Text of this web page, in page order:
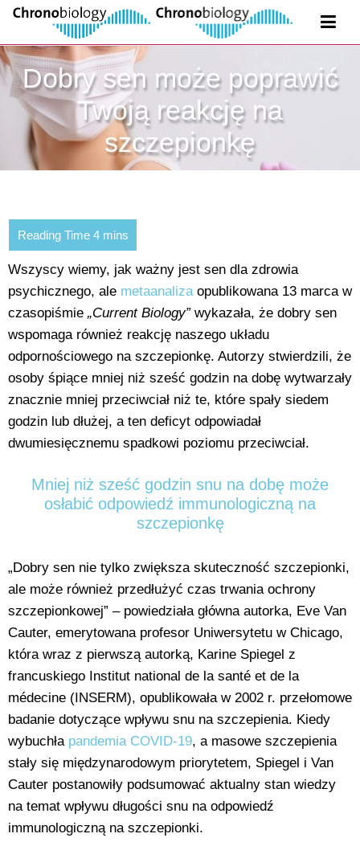
Dobry sen może poprawić
Twoją reakcję na
szczepionkę
Wszyscy wiemy, jak ważny jest sen dla zdrowia
psychicznego, ale metaanalizaopublikowana 13 marca w
czasopiśmie „Current Biology”wykazała, że dobry sen
wspomaga również reakcję naszego układu
odpornościowego na szczepionkę. Autorzy stwierdzili, że
osoby śpiące mniej niż sześć godzin na dobę wytwarzały
znacznie mniej przeciwciał niż te, które spały siedem
godzin lub dłużej, a ten deficyt odpowiadał
dwumiesięcznemu spadkowi poziomu przeciwciał.
Mniej niż sześć godzin snu na dobę może
osłabić odpowiedź immunologiczną na
szczepionkę
„Dobry sen nie tylko zwiększa skuteczność szczepionki,
ale może również przedłużyć czas trwania ochrony
szczepionkowej” – powiedziała główna autorka, Eve Van
Cauter, emerytowana profesor Uniwersytetu w Chicago,
która wraz z pierwszą autorką, Karine Spiegel z
francuskiego Institut national de la santé et de la
médecine (INSERM), opublikowała w 2002 r. przełomowe
badanie dotyczące wpływu snu na szczepienia. Kiedy
wybuchła pandemia COVID-19, a masowe szczepienia
stały się międzynarodowym priorytetem, Spiegel i Van
Cauter postanowiły podsumować aktualny stan wiedzy
na temat wpływu długości snu na odpowiedź
immunologiczną na szczepionki.